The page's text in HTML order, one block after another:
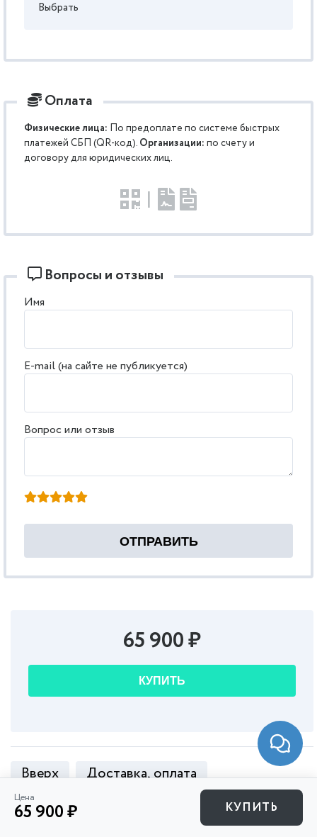
Выбрать
Оплата
Физические лица: По предоплате по системе быстрых
платежей СБП (QR-код). Организации: по счету и
договору для юридических лиц.
|
Вопросы и отзывы
Имя
E-mail (на сайте не публикуется)
Вопрос или отзыв
65 900 ₽
КУПИТЬ
Вверх
Доставка, оплата
Характеристики
Комплектация
Цена
65 900 ₽ КУПИТЬ